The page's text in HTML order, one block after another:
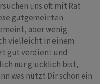
uns oft mit Rat
gutgemeinten
aber wenig
vielleicht in einem
gut verdient und
nur glücklich bist,
was nützt Dir schon ein